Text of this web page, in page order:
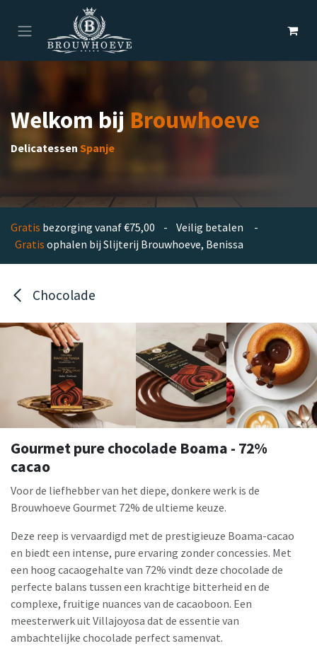
Overslaan naar inhoud
Welkom bijBrouwhoeve
Delicatessen Spanje
Gratis bezorging vanaf €75,00 - Veilig betalen -
Gratis ophalen bij Slijterij Brouwhoeve, Benissa
Chocolade
Gourmet pure chocolade Boama - 72%
cacao
Voor de liefhebber van het diepe, donkere werk is de
Brouwhoeve Gourmet 72% de ultieme keuze.
Deze reep is vervaardigd met de prestigieuze Boama-cacao
en biedt een intense, pure ervaring zonder concessies. Met
een hoog cacaogehalte van 72% vindt deze chocolade de
perfecte balans tussen een krachtige bitterheid en de
complexe, fruitige nuances van de cacaoboon. Een
meesterwerk uit Villajoyosa dat de essentie van
ambachtelijke chocolade perfect samenvat.